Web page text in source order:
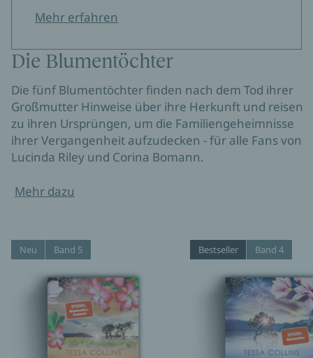
Mehr erfahren
Die Blumentöchter
Die fünf Blumentöchter finden nach dem Tod ihrer
Großmutter Hinweise über ihre Herkunft und reisen
zu ihren Ursprüngen, um die Familiengeheimnisse
ihrer Vergangenheit aufzudecken - für alle Fans von
Lucinda Riley und Corina Bomann.
Mehr dazu
Neu Band 5 Bestseller Band 4